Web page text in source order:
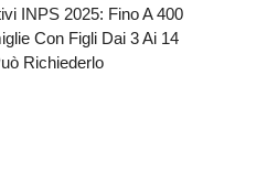
INPS 2025: Fino A 400
Con Figli Dai 3 Ai 14
Richiederlo